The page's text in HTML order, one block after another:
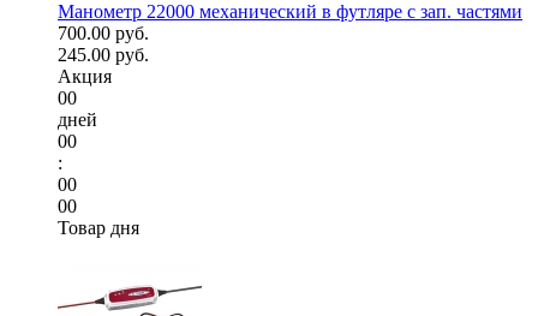
Манометр 22000 механический в футляре с зап. частями
700.00 руб.
245.00 руб.
Акция
00
дней
00
:
00
00
Товар дня